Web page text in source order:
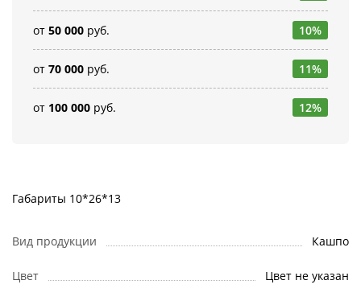
от 50 000 руб. 10%
от 70 000 руб. 11%
от 100 000 руб. 12%
Габариты 10*26*13
Вид продукции Кашпо
Цвет Цвет не указан